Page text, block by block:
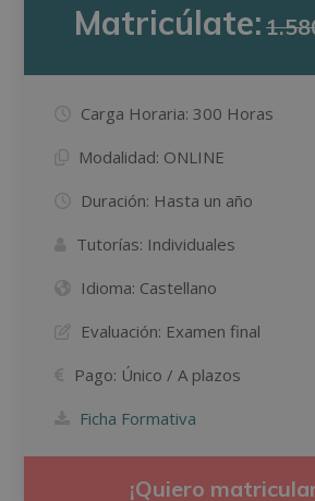
Matricúlate:
Carga Horaria: 300 Horas
Modalidad: ONLINE
Duración: Hasta un año
Tutorías: Individuales
Idioma: Castellano
Evaluación: Examen final
Pago: Único / A plazos
Ficha Formativa
¡Quiero